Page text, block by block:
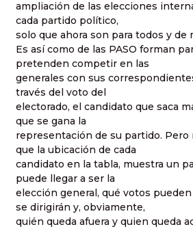
ampliación de las elecciones
cada partido político,
solo que ahora son para todos y de
Es así como de las PASO forman
pretenden competir en las
generales con sus
través del voto del
electorado, el candidato que saca
que se gana la
representación de su partido. Pero
que la ubicación de cada
candidato en la tabla, muestra un
puede llegar a ser la
elección general, qué votos
se dirigirán y, obviamente,
quién queda afuera y quien queda